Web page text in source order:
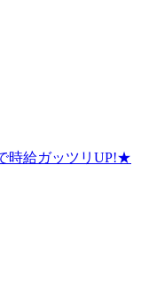
時給ガッツリUP!★